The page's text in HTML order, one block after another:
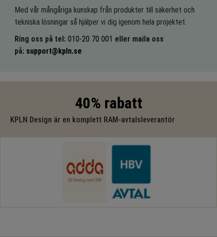
Med vår mångåriga kunskap från produkter till säkerhet och
tekniska lösningar så hjälper vi dig igenom hela projektet.
Ring oss på tel: 010-20 70 001 eller maila oss
på: support@kpln.se
40% rabatt
KPLN Design är en komplett RAM-avtalsleverantör